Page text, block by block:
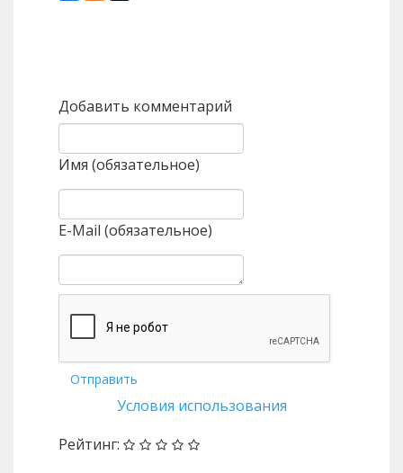
Добавить комментарий
Имя (обязательное)
E-Mail (обязательное)
Отправить
Условия использования
Рейтинг: